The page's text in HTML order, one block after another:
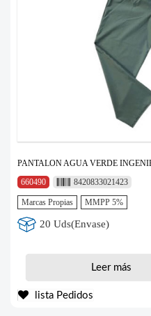
PANTALON AGUA VERDE
660490
8420833021423
Marcas Propias MMPP 5%
20 Uds(Envase)
Leer más
lista Pedidos